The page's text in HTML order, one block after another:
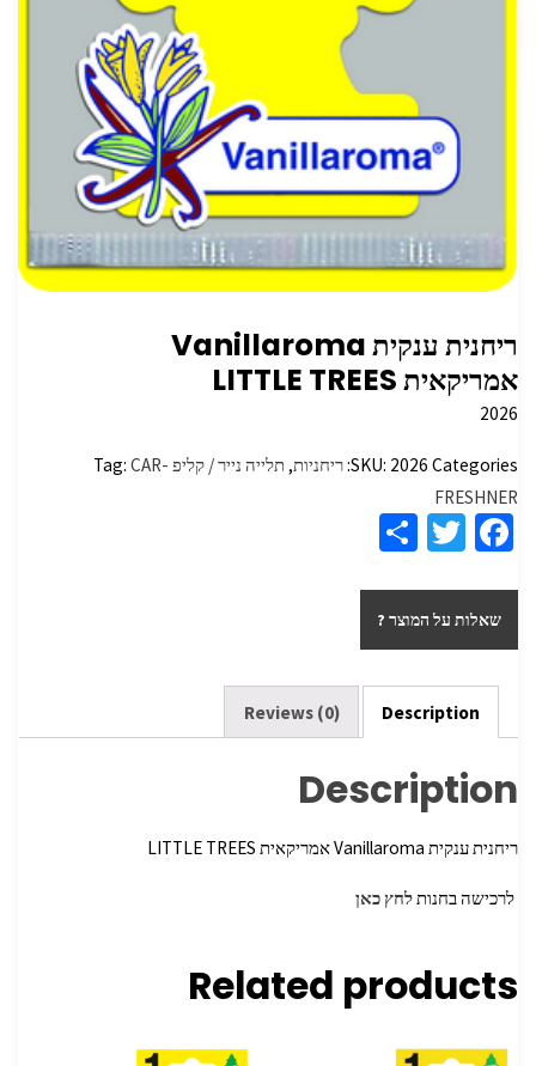
ריחנית ענקית Vanillaroma
אמריקאית LITTLE TREES
2026
SKU: 2026 Categories: ריחניות, תלייה נייר / קליפ Tag: CAR-
FRESHNER
Fa
b
o
o
k
T
tt
er
ar
e
שאלות על המוצר ?
Description
Reviews (0)
Description
ריחנית ענקית Vanillaroma אמריקאית LITTLE TREES
לרכישה בחנותלחץ כאן
Related products